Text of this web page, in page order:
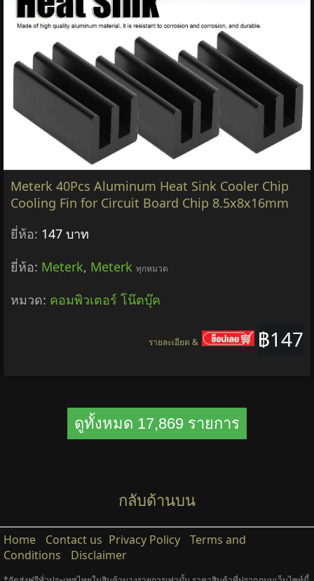
Meterk 40Pcs Aluminum Heat Sink Cooler Chip
Cooling Fin for Circuit Board Chip 8.5x8x16mm
ยี่ห้อ: 147 บาท
ยี่ห้อ: Meterk, Meterk ทุกหมวด
หมวด: คอมพิวเตอร์ โน๊ตบุ๊ค
฿147
รายละเอียด &
ดูทั้งหมด 17,869 รายการ
กลับด้านบน
Home Contact us Privacy Policy
Terms and
Conditions
Disclaimer